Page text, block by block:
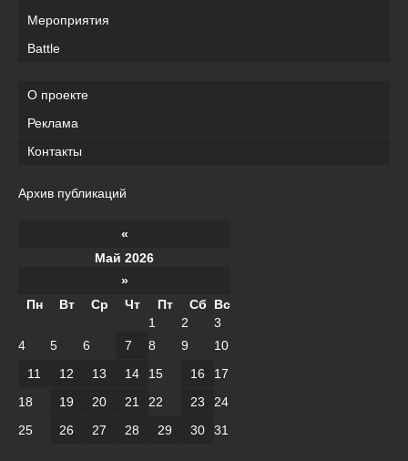
Мероприятия
Battle
О проекте
Реклама
Контакты
Архив публикаций
«
Май 2026
»
Пн
Вт Ср Чт Пт Сб
Вс
1
2
3
4
5 6 7 8 9
10
11
12 13 14 15 16
17
18
19 20 21 22 23
24
25
26 27 28 29 30 31